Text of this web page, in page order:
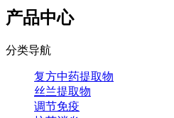
产品中心
分类导航
复方中药提取物
丝兰提取物
调节免疫